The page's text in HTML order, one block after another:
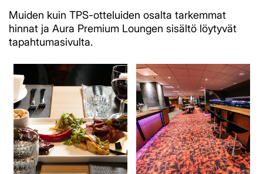
Muiden kuin TPS-otteluiden osalta tarkemmat
hinnat ja Aura Premium Loungen sisältö löytyvät
tapahtumasivulta.